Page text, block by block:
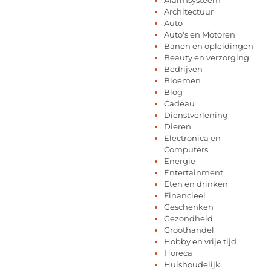
Architectuur
Auto
Auto's en Motoren
Banen en opleidingen
Beauty en verzorging
Bedrijven
Bloemen
Blog
Cadeau
Dienstverlening
Dieren
Electronica en
Computers
Energie
Entertainment
Eten en drinken
Financieel
Geschenken
Gezondheid
Groothandel
Hobby en vrije tijd
Horeca
Huishoudelijk